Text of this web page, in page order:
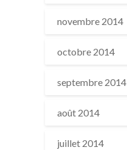
novembre 2014
octobre 2014
septembre 2014
août 2014
juillet 2014